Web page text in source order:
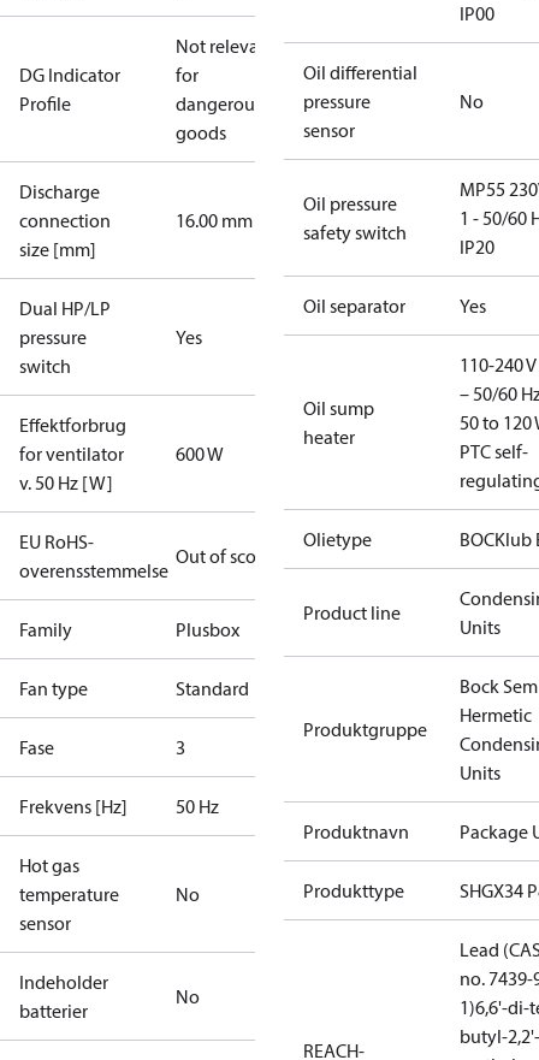
DG Indicator
Profile
Not relevant
for
dangerous
goods
Discharge
connection
size [mm]
16.00 mm
Dual HP/LP
pressure
switch
Yes
Effektforbrug
for ventilator
v. 50 Hz [W]
600 W
EU RoHS-
overensstemmelse
Out of scope
Family Plusbox
Fan type Standard
Fase 3
Frekvens [Hz] 50 Hz
Hot gas
temperature
sensor
No
Indeholder
batterier
No
IP00
Oil differential
pressure
sensor
No
Oil pressure
safety switch
MP55
1 - 50/60
IP20
Oil separator Yes
Oil sump
heater
110-240
– 50/60
50 to 120
PTC self-
Olietype BOCKlub
Product line
Units
Produktgruppe
Bock
Hermetic
Units
Produktnavn Package
Produkttype SHGX34
REACH-
Lead
no. 7439-
1)6,6'-di-
butyl-2,2'-